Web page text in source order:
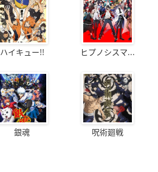
ハイキュー!! ヒプノシスマ...
銀魂 呪術廻戦